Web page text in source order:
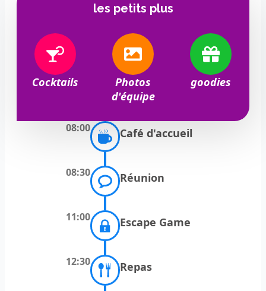
08:00 Café d'accueil
08:30 Réunion
11:00 Escape Game
12:30 Repas
les petits plus
Cocktails
Photos
d'équipe
goodies